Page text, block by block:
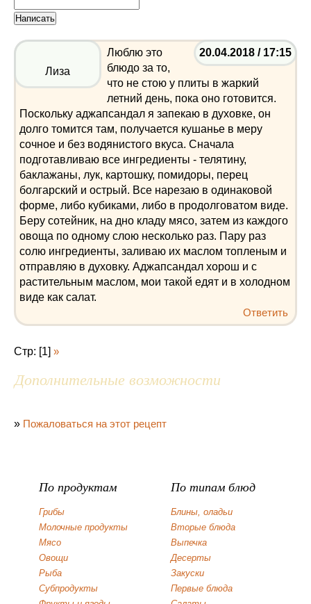
20.04.2018 / 17:15
Лиза
Люблю это
блюдо за то,
что не стою у плиты в жаркий
летний день, пока оно готовится.
Поскольку аджапсандал я запекаю в духовке, он
долго томится там, получается кушанье в меру
сочное и без водянистого вкуса. Сначала
подготавливаю все ингредиенты - телятину,
баклажаны, лук, картошку, помидоры, перец
болгарский и острый. Все нарезаю в одинаковой
форме, либо кубиками, либо в продолговатом виде.
Беру сотейник, на дно кладу мясо, затем из каждого
овоща по одному слою несколько раз. Пару раз
солю ингредиенты, заливаю их маслом топленым и
отправляю в духовку. Аджапсандал хорош и с
растительным маслом, мои такой едят и в холодном
виде как салат.
Ответить
Стр: [1] »
Дополнительные возможности
» Пожаловаться на этот рецепт
По продуктам
Грибы
Молочные продукты
Мясо
Овощи
Рыба
Субпродукты
По типам блюд
Блины, оладьи
Вторые блюда
Выпечка
Десерты
Закуски
Первые блюда